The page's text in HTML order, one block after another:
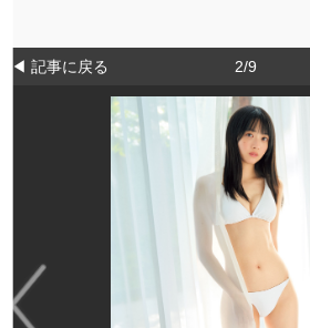
◀ 記事に戻る 2/9